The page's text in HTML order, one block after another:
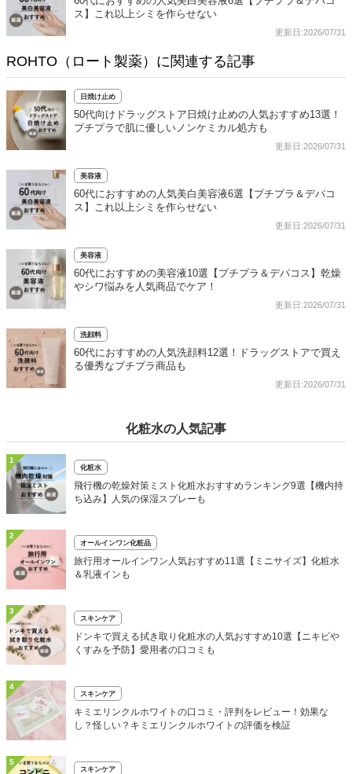
ス】これ以上シミを作らせない
更新日:2026/07/31
ROHTO（ロート製薬）に関連する記事
日焼け止め
50代向けドラッグストア日焼け止めの人気おすすめ13選！
プチプラで肌に優しいノンケミカル処方も
更新日:2026/07/31
美容液
60代におすすめの人気美白美容液6選【プチプラ＆デパコ
ス】これ以上シミを作らせない
更新日:2026/07/31
美容液
60代におすすめの美容液10選【プチプラ＆デパコス】乾燥
やシワ悩みを人気商品でケア！
更新日:2026/07/31
洗顔料
60代におすすめの人気洗顔料12選！ドラッグストアで買え
る優秀なプチプラ商品も
更新日:2026/07/31
化粧水の人気記事
1
化粧水
飛行機の乾燥対策ミスト化粧水おすすめランキング9選【機内持
ち込み】人気の保湿スプレーも
2
オールインワン化粧品
旅行用オールインワン人気おすすめ11選【ミニサイズ】化粧水
＆乳液インも
3
スキンケア
ドンキで買える拭き取り化粧水の人気おすすめ10選【ニキビや
くすみを予防】愛用者の口コミも
4
スキンケア
キミエリンクルホワイトの口コミ・評判をレビュー！効果な
し？怪しい？キミエリンクルホワイトの評価を検証
5
スキンケア